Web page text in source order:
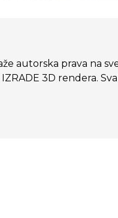
autorska prava na
IZRADE 3D rendera.